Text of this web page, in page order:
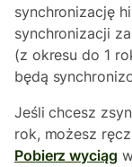
synchronizację
synchronizacji
(z okresu do 1
będą
Jeśli chcesz
rok, możesz
Pobierz wyciąg